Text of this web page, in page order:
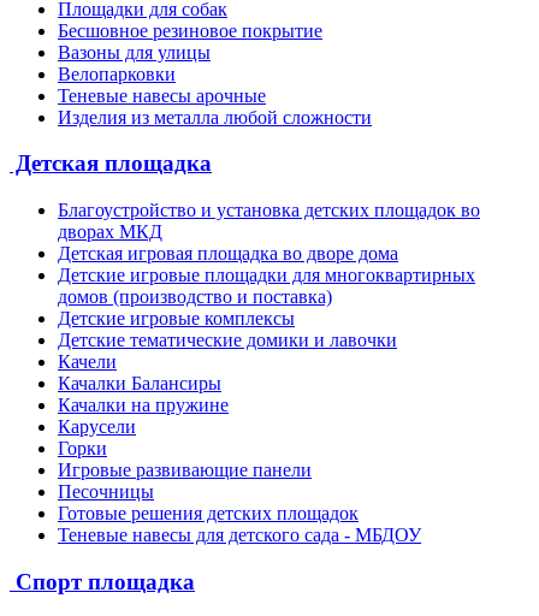
Площадки для собак
Бесшовное резиновое покрытие
Вазоны для улицы
Велопарковки
Теневые навесы арочные
Изделия из металла любой сложности
Детская площадка
Благоустройство и установка детских площадок во
дворах МКД
Детская игровая площадка во дворе дома
Детские игровые площадки для многоквартирных
домов (производство и поставка)
Детские игровые комплексы
Детские тематические домики и лавочки
Качели
Качалки Балансиры
Качалки на пружине
Карусели
Горки
Игровые развивающие панели
Песочницы
Готовые решения детских площадок
Теневые навесы для детского сада - МБДОУ
Спорт площадка